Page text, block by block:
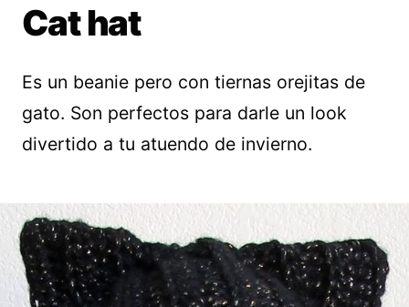
Cat hat
Es un beanie pero con tiernas orejitas de
gato. Son perfectos para darle un look
divertido a tu atuendo de invierno.